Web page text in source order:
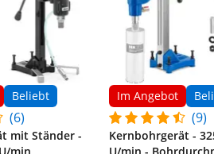
Beliebt
(6)
mit Ständer -
Im Angebot
(9)
Kernbohrgerät -